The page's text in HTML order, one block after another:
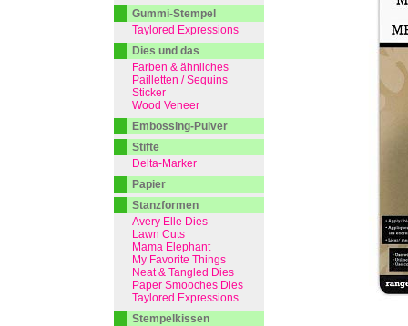
Gummi-Stempel
Taylored Expressions
Dies und das
Farben & ähnliches
Pailletten / Sequins
Sticker
Wood Veneer
Embossing-Pulver
Stifte
Delta-Marker
Papier
Stanzformen
Avery Elle Dies
Lawn Cuts
Mama Elephant
My Favorite Things
Neat & Tangled Dies
Paper Smooches Dies
Taylored Expressions
Stempelkissen